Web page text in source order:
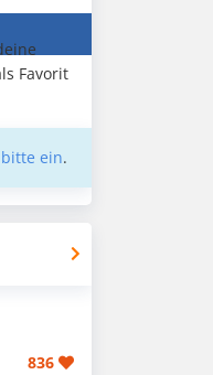
Favorit
ein.
836